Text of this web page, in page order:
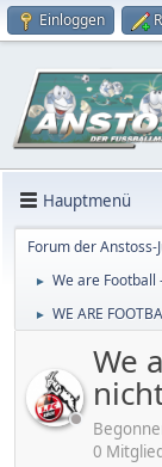
Einloggen
Hauptmenü
Forum der Anstoss-
► We are
► WE ARE
We
0